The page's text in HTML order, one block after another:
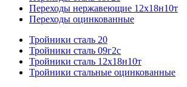
Переходы нержавеющие 12х18н10т
Переходы оцинкованные
Тройники сталь 20
Тройники сталь 09г2с
Тройники сталь 12х18н10т
Тройники стальные оцинкованные